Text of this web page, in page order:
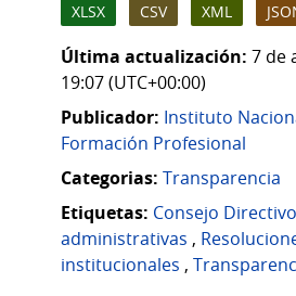
XLSX CSV XML
Última actualización: 7 de
19:07 (UTC+00:00)
Publicador: Instituto
Formación Profesional
Categorias: Transparencia
Etiquetas: Consejo Directivo
administrativas ,
institucionales ,